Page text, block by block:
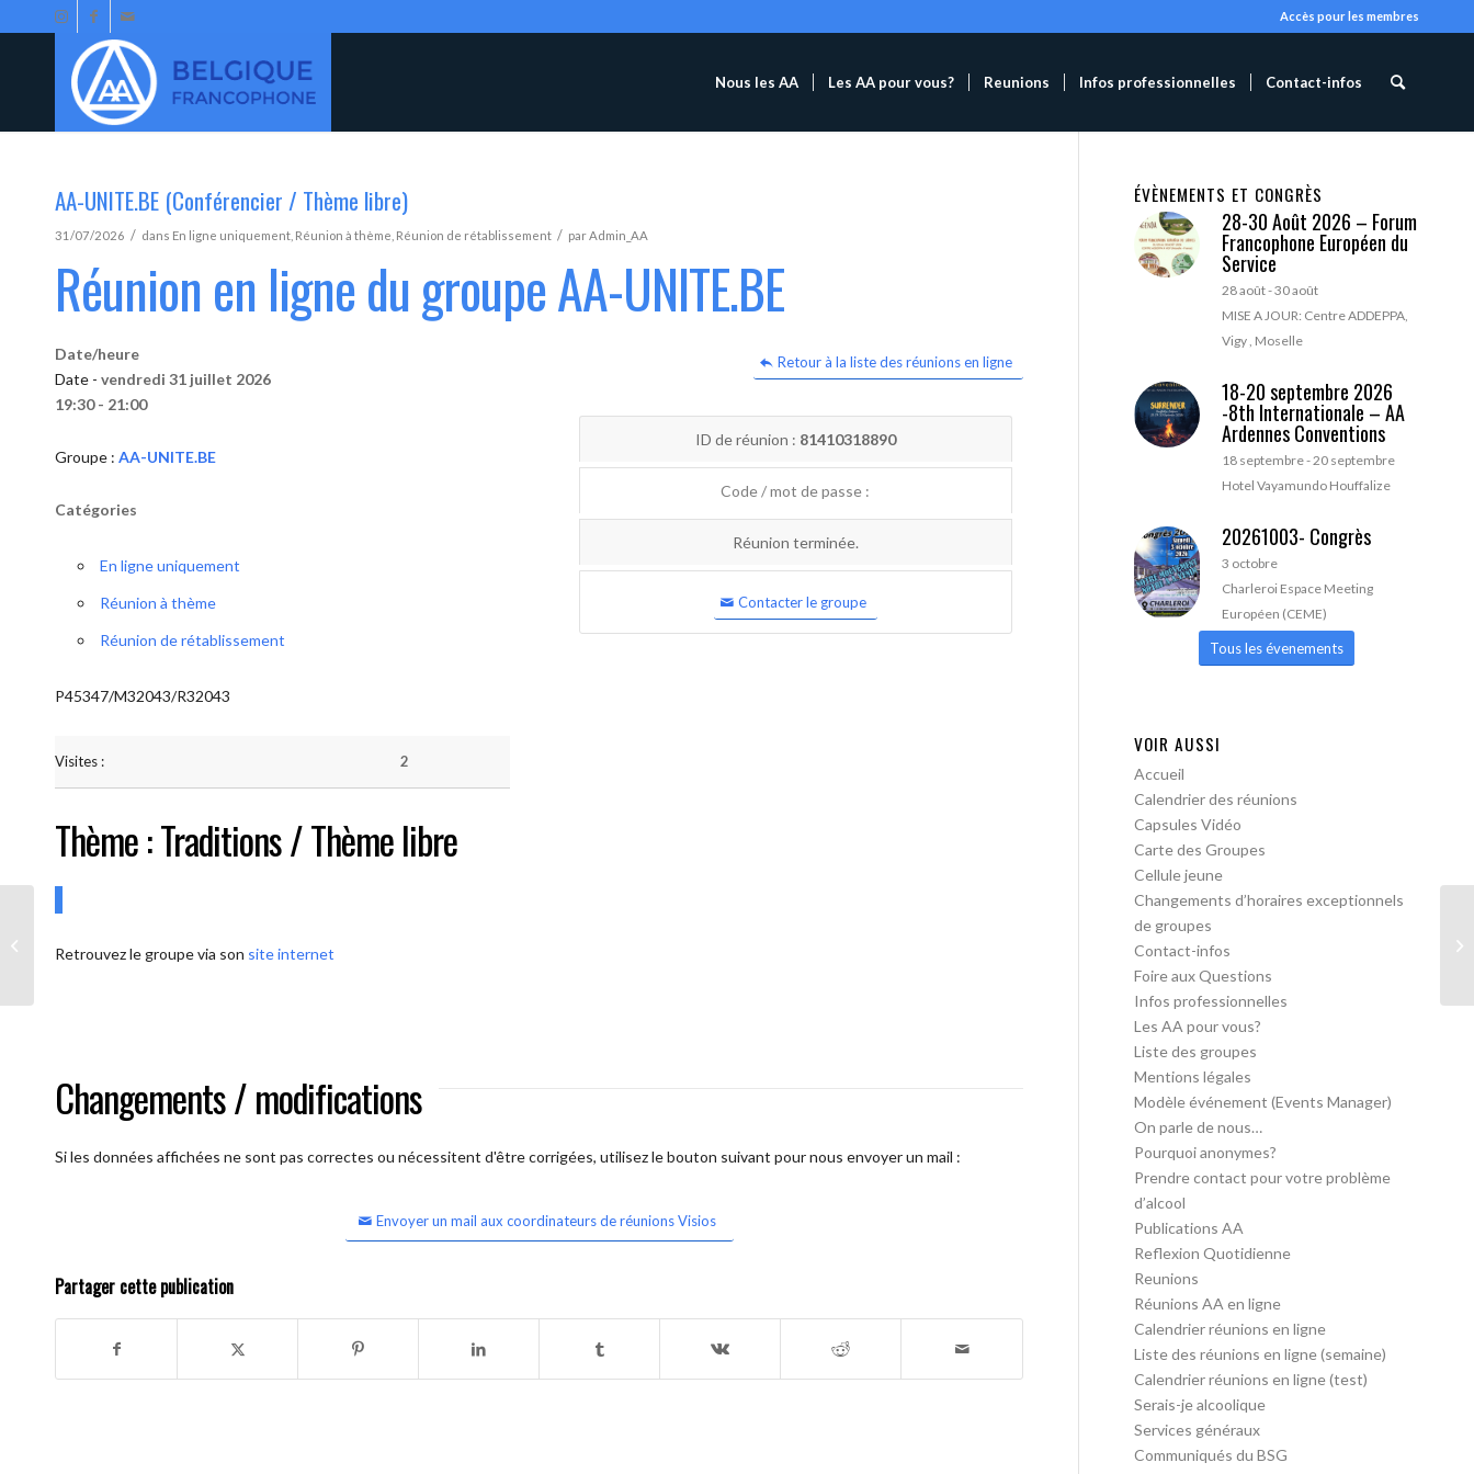
Accès pour les membres
Nous les AA Les AA pour vous? Reunions Infos professionnelles Contact-infos
AA-UNITE.BE (Conférencier / Thème libre)
31/07/2026 / dans En ligne uniquement Réunion à thème Réunion de rétablissement / parAdmin_AA
Réunion en ligne du groupe AA-UNITE.BE
Retour à la liste des réunions en ligne
Date/heure
Date - vendredi 31 juillet 2026
19:30 - 21:00
Groupe : AA-UNITE.BE
Catégories
En ligne uniquement
Réunion à thème
Réunion de rétablissement
P45347/M32043/R32043
Visites : 2
ID de réunion : 81410318890
Code / mot de passe :
Réunion terminée.
Contacter le groupe
Thème : Traditions / Thème libre
Retrouvez le groupe via son site internet
Changements / modifications
Si les données affichées ne sont pas correctes ou nécessitent d'être corrigées, utilisez le bouton suivant pour nous envoyer un mail :
Envoyer un mail aux coordinateurs de réunions Visios
Partager cette publication
ÉVÈNEMENTS ET CONGRÈS
28-30 Août 2026 – Forum
Francophone Européen du
Service
28 août-30 août
MISE A JOUR: Centre ADDEPPA,
Vigy , Moselle
18-20 septembre 2026
-8th Internationale – AA
Ardennes Conventions
18 septembre-20 septembre
Hotel Vayamundo Houffalize
20261003- Congrès
3 octobre
Charleroi Espace Meeting
Européen (CEME)
Tous les évenements
VOIR AUSSI
Accueil
Calendrier des réunions
Capsules Vidéo
Carte des Groupes
Cellule jeune
Changements d’horaires exceptionnels
de groupes
Contact-infos
Foire aux Questions
Infos professionnelles
Les AA pour vous?
Liste des groupes
Mentions légales
Modèle événement (Events Manager)
On parle de nous…
Pourquoi anonymes?
Prendre contact pour votre problème
d’alcool
Publications AA
Reflexion Quotidienne
Reunions
Réunions AA en ligne
Calendrier réunions en ligne
Liste des réunions en ligne (semaine)
Calendrier réunions en ligne (test)
Serais-je alcoolique
Services généraux
Communiqués du BSG
libre)